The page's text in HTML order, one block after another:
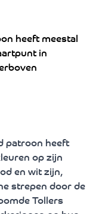
heeft meestal
in
patroon heeft
op zijn
en wit zijn,
strepen door de
Tollers